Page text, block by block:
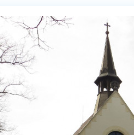
KULTURNÍ
NÁDRAŽÍ
NÁZOR
NEZAŘAZENÉ
OBČANSKÁ